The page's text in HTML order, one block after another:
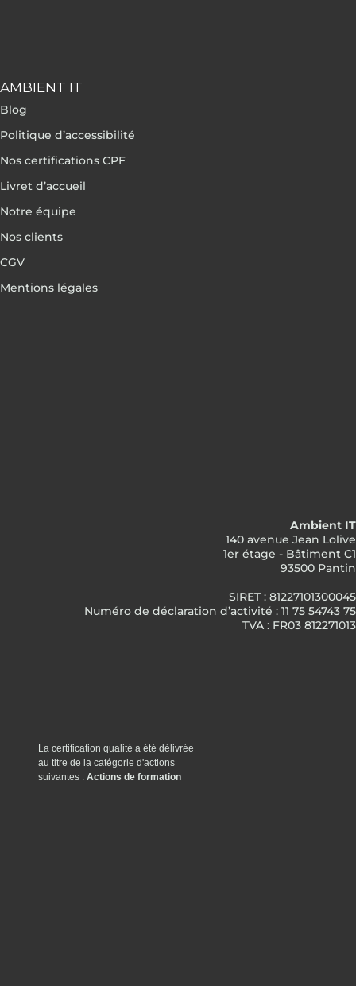
AMBIENT IT
Blog
Politique d’accessibilité
Nos certifications CPF
Livret d’accueil
Notre équipe
Nos clients
CGV
Mentions légales
Ambient IT
140 avenue Jean Lolive
1er étage - Bâtiment C1
93500 Pantin
SIRET : 81227101300045
Numéro de déclaration d’activité : 11 75 54743 75
TVA : FR03 812271013
La certification qualité a été délivrée
au titre de la catégorie d'actions
suivantes : Actions de formation